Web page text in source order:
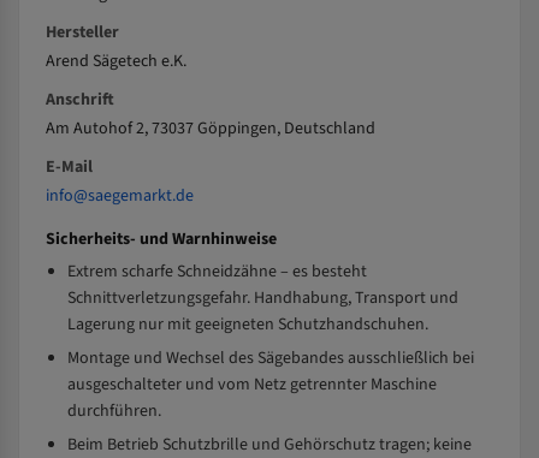
Hersteller
Arend Sägetech e.K.
Anschrift
Am Autohof 2, 73037 Göppingen, Deutschland
E-Mail
info@saegemarkt.de
Sicherheits- und Warnhinweise
Extrem scharfe Schneidzähne – es besteht
Schnittverletzungsgefahr. Handhabung, Transport und
Lagerung nur mit geeigneten Schutzhandschuhen.
Montage und Wechsel des Sägebandes ausschließlich bei
ausgeschalteter und vom Netz getrennter Maschine
durchführen.
Beim Betrieb Schutzbrille und Gehörschutz tragen; keine